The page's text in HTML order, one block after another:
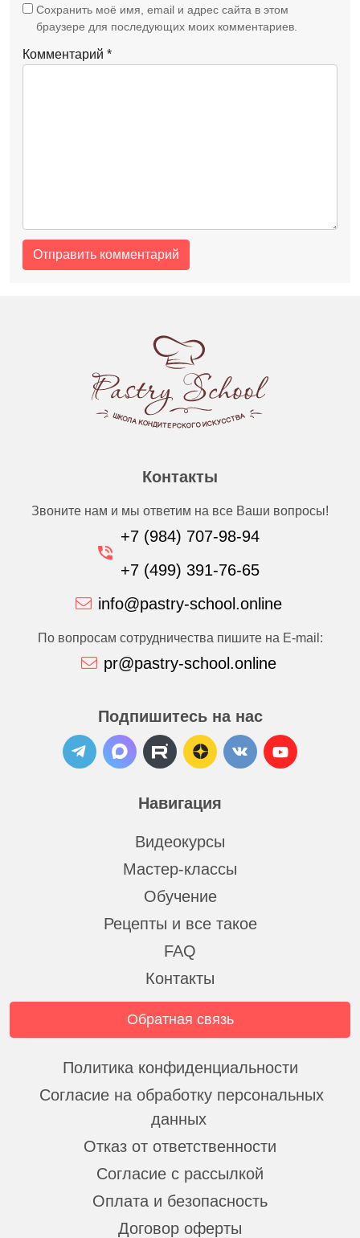
Комментарий *
Сохранить моё имя, email и адрес сайта в этом
браузере для последующих моих комментариев.
Навигация
Видеокурсы
Мастер-классы
Обучение
Рецепты и все такое
FAQ
Контакты
Контакты
Звоните нам и мы ответим на все Ваши вопросы!
+7 (984) 707-98-94
+7 (499) 391-76-65
info@pastry-school.online
По вопросам сотрудничества пишите на E-mail:
pr@pastry-school.online
Подпишитесь на нас
Обратная связь
Политика конфиденциальности
Согласие на обработку персональных
данных
Отказ от ответственности
Согласие с рассылкой
Оплата и безопасность
Договор оферты